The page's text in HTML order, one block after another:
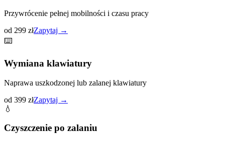
Przywrócenie pełnej mobilności i czasu pracy
od 299 złZapytaj →
⌨️
Wymiana klawiatury
Naprawa uszkodzonej lub zalanej klawiatury
od 399 złZapytaj →
💧
Czyszczenie po zalaniu